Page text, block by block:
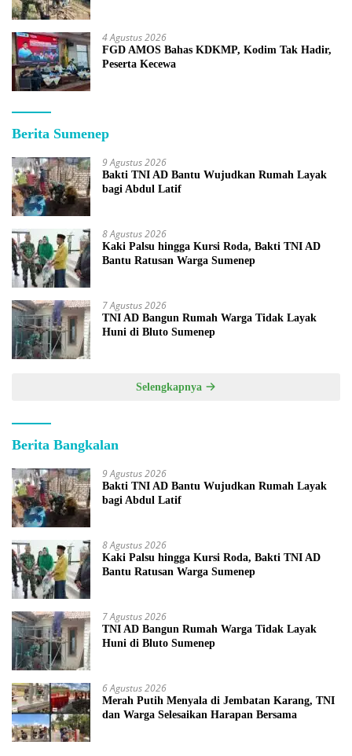
4 Agustus 2026
FGD AMOS Bahas KDKMP, Kodim Tak Hadir,
Peserta Kecewa
Berita Sumenep
9 Agustus 2026
Bakti TNI AD Bantu Wujudkan Rumah Layak
bagi Abdul Latif
8 Agustus 2026
Kaki Palsu hingga Kursi Roda, Bakti TNI AD
Bantu Ratusan Warga Sumenep
7 Agustus 2026
TNI AD Bangun Rumah Warga Tidak Layak
Huni di Bluto Sumenep
Selengkapnya
Berita Bangkalan
9 Agustus 2026
Bakti TNI AD Bantu Wujudkan Rumah Layak
bagi Abdul Latif
8 Agustus 2026
Kaki Palsu hingga Kursi Roda, Bakti TNI AD
Bantu Ratusan Warga Sumenep
7 Agustus 2026
TNI AD Bangun Rumah Warga Tidak Layak
Huni di Bluto Sumenep
6 Agustus 2026
Merah Putih Menyala di Jembatan Karang, TNI
dan Warga Selesaikan Harapan Bersama